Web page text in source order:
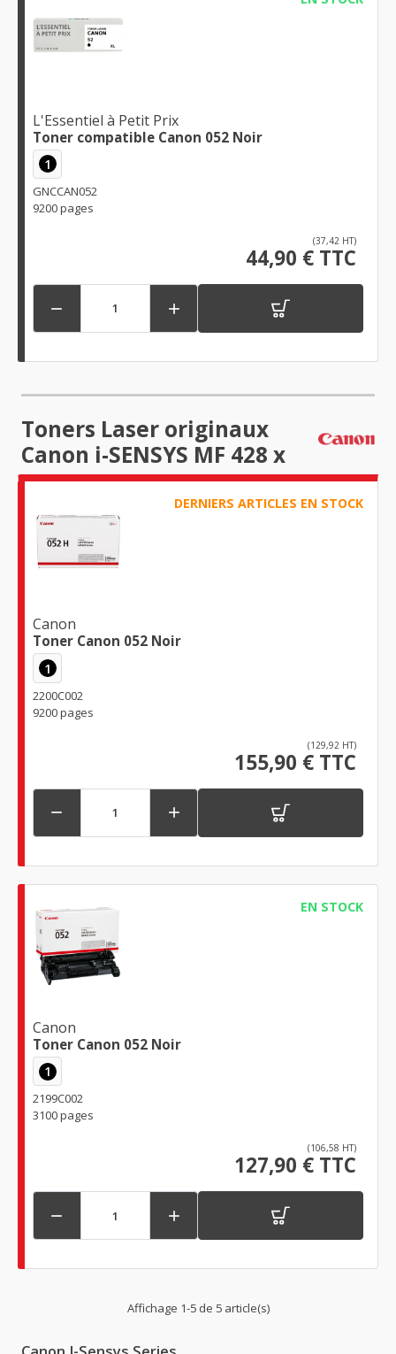
L'Essentiel à Petit Prix
Toner compatible Canon 052 Noir
1
GNCCAN052
9200 pages
(37,42 HT)
44,90 € TTC
 
Toners Laser originaux
Canon i-SENSYS MF 428 x
DERNIERS ARTICLES EN STOCK
Canon
Toner Canon 052 Noir
1
2200C002
9200 pages
(129,92 HT)
155,90 € TTC
 
EN STOCK
Canon
Toner Canon 052 Noir
1
2199C002
3100 pages
(106,58 HT)
127,90 € TTC
 
Affichage 1-5 de 5 article(s)